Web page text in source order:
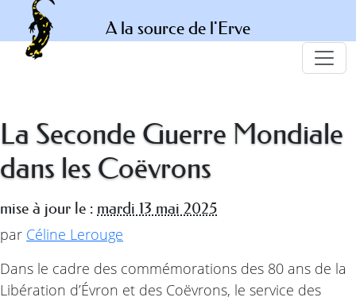
A la source de l'Erve
La Seconde Guerre Mondiale
dans les Coëvrons
mise à jour le : mardi 13 mai 2025
par Céline Lerouge
Dans le cadre des commémorations des 80 ans de la
Libération d’Évron et des Coëvrons, le service des